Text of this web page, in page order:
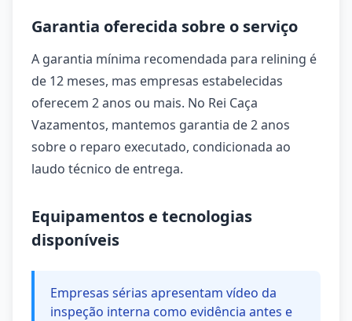
Garantia oferecida sobre o serviço
A garantia mínima recomendada para relining é
de 12 meses, mas empresas estabelecidas
oferecem 2 anos ou mais. No Rei Caça
Vazamentos, mantemos garantia de 2 anos
sobre o reparo executado, condicionada ao
laudo técnico de entrega.
Equipamentos e tecnologias
disponíveis
Empresas sérias apresentam vídeo da
inspeção interna como evidência antes e